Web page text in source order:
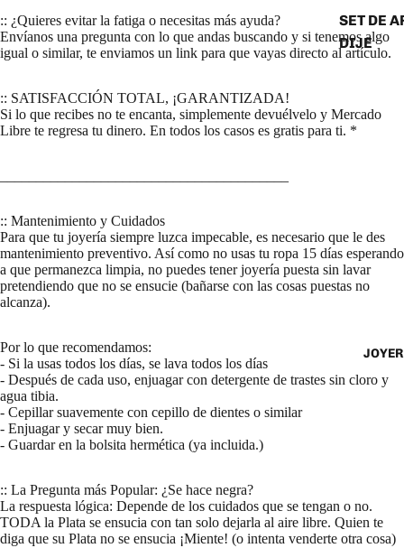
SET DE
DIJE
:: ¿Quieres evitar la fatiga o necesitas más ayuda?
Envíanos una pregunta con lo que andas buscando y si tenemos algo
igual o similar, te enviamos un link para que vayas directo al artículo.
:: SATISFACCIÓN TOTAL, ¡GARANTIZADA!
Si lo que recibes no te encanta, simplemente devuélvelo y Mercado
Libre te regresa tu dinero. En todos los casos es gratis para ti. *
:: Mantenimiento y Cuidados
Para que tu joyería siempre luzca impecable, es necesario que le des
mantenimiento preventivo. Así como no usas tu ropa 15 días esperando
a que permanezca limpia, no puedes tener joyería puesta sin lavar
pretendiendo que no se ensucie (bañarse con las cosas puestas no
alcanza).
Por lo que recomendamos:
- Si la usas todos los días, se lava todos los días
- Después de cada uso, enjuagar con detergente de trastes sin cloro y
agua tibia.
- Cepillar suavemente con cepillo de dientes o similar
- Enjuagar y secar muy bien.
- Guardar en la bolsita hermética (ya incluida.)
:: La Pregunta más Popular: ¿Se hace negra?
La respuesta lógica: Depende de los cuidados que se tengan o no.
TODA la Plata se ensucia con tan solo dejarla al aire libre. Quien te
diga que su Plata no se ensucia ¡Miente! (o intenta venderte otra cosa)